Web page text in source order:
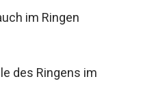
im Ringen
des Ringens im